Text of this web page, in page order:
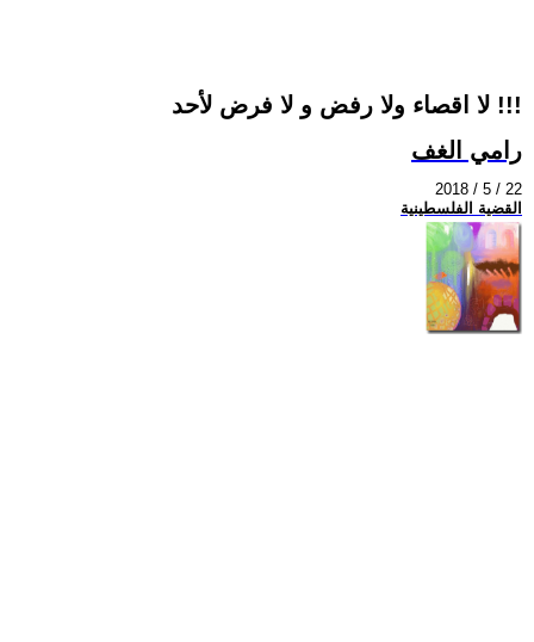
لا اقصاء ولا رفض و لا فرض لأحد !!!
رامي الغف
2018 / 5 / 22
القضية الفلسطينية